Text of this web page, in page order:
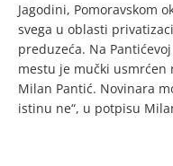
Jagodini, Pomoravskom
svega u oblasti
preduzeća. Na
mestu je mučki
Milan Pantić. Novinara
istinu ne“, u potpisu